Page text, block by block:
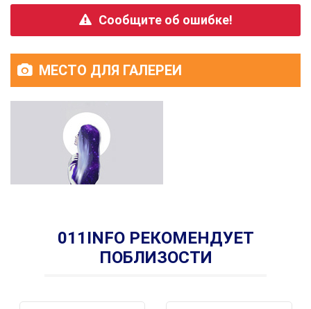
Сообщите об ошибке!
МЕСТО ДЛЯ ГАЛЕРЕИ
011INFO РЕКОМЕНДУЕТ
ПОБЛИЗОСТИ